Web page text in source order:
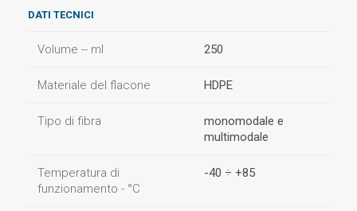
DATI TECNICI
Volume -- ml 250
Materiale del flacone HDPE
Tipo di fibra
monomodale e
multimodale
Temperatura di
funzionamento - °C
-40 ÷ +85